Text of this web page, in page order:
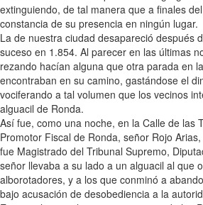
extinguiendo, de tal manera que a finales
constancia de su presencia en ningún lugar.
La de nuestra ciudad desapareció después
suceso en 1.854. Al parecer en las últimas
rezando hacían alguna que otra parada en
encontraban en su camino, gastándose el
vociferando a tal volumen que los vecinos
alguacil de Ronda.
Así fue, como una noche, en la Calle de las
Promotor Fiscal de Ronda, señor Rojo
fue Magistrado del Tribunal Supremo,
señor llevaba a su lado a un alguacil al que
alborotadores, y a los que conminó a
bajo acusación de desobediencia a la